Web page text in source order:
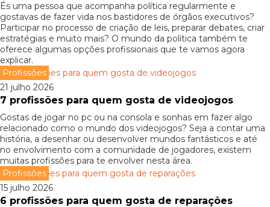
És uma pessoa que acompanha política regularmente e
gostavas de fazer vida nos bastidores de órgãos executivos?
Participar no processo de criação de leis, preparar debates, criar
estratégias e muito mais? O mundo da política também te
oferece algumas opções profissionais que te vamos agora
explicar.
Profissões
21 julho 2026
7 profissões para quem gosta de videojogos
Gostas de jogar no pc ou na consola e sonhas em fazer algo
relacionado como o mundo dos videojogos? Seja a contar uma
história, a desenhar ou desenvolver mundos fantásticos e até
no envolvimento com a comunidade de jogadores, existem
muitas profissões para te envolver nesta área.
Profissões
15 julho 2026
6 profissões para quem gosta de reparações